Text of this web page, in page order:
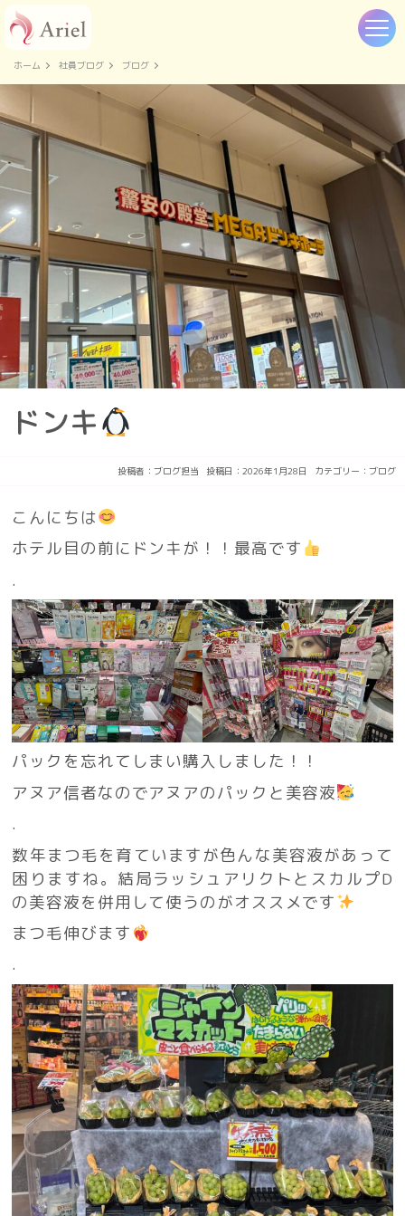
ホーム 社員ブログ ブログ
ドンキ
投稿者： ブログ担当 投稿日：2026年1月28日 カテゴリー： ブログ
こんにちは
ホテル目の前にドンキが！！最高です
.
パックを忘れてしまい購入しました！！
アヌア信者なのでアヌアのパックと美容液
.
数年まつ毛を育ていますが色んな美容液があって
困りますね。結局ラッシュアリクトとスカルプD
の美容液を併用して使うのがオススメです
まつ毛伸びます
.